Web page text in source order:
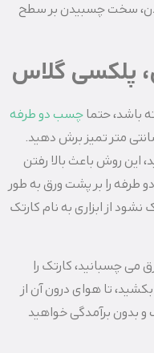
شدن، سخت چسبیدن بر سطح
پلکسی گلاس
باشد، حتماچسب دو طرفه
طول ۲۰ الی ۳۰ و عرض ۲۰ سانتی متر تمیز برش دهید.
روش باعث بالا رفتن
طرفه را بر پشت ورق به طور
از ابزاری به نام کارتک
‌چسبانید، کارتک را
تا هوای درون آن از
بدون برآمدگی خواهید